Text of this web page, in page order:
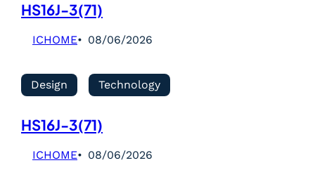
HS16J-3(71)
ICHOME 08/06/2026
Design Technology
HS16J-3(71)
ICHOME 08/06/2026